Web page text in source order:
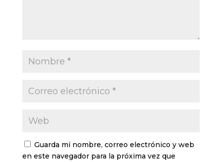
Guarda mi nombre, correo electrónico y web
en este navegador para la próxima vez que